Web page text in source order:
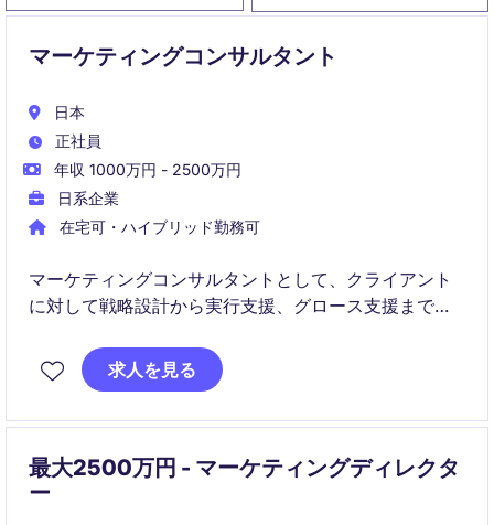
マーケティングコンサルタント
日本
正社員
年収 1000万円 - 2500万円
日系企業
在宅可・ハイブリッド勤務可
マーケティングコンサルタントとして、クライアント
に対して戦略設計から実行支援、グロース支援まで
求人を見る
最大2500万円 - マーケティングディレクタ
ー